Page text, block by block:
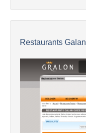
Restaurants